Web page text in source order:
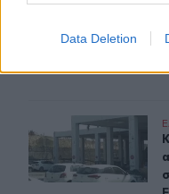
Data Deletion
Δεκαπενταύγουστος
Κιλκίς: